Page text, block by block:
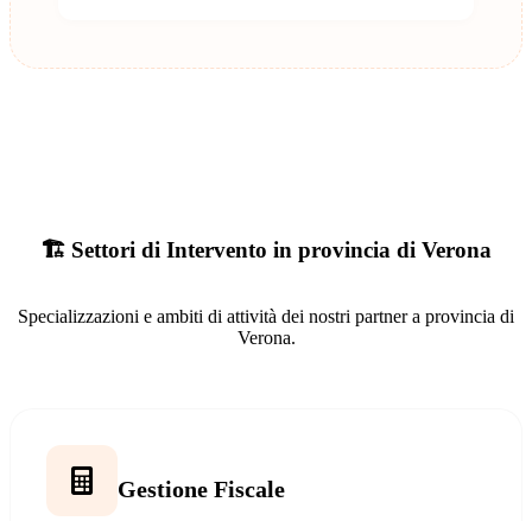
🏗️ Settori di Intervento in provincia di Verona
Specializzazioni e ambiti di attività dei nostri partner a provincia di
Verona.
Gestione Fiscale